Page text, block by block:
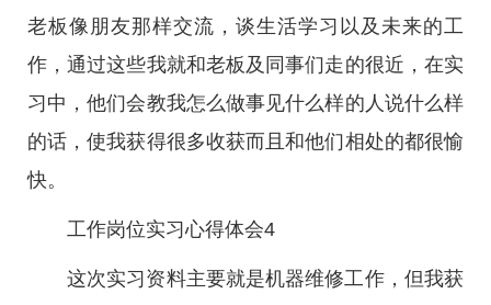
老板像朋友那样交流，谈生活学习以及未来的工
作，通过这些我就和老板及同事们走的很近，在实
习中，他们会教我怎么做事见什么样的人说什么样
的话，使我获得很多收获而且和他们相处的都很愉
快。
工作岗位实习心得体会4
这次实习资料主要就是机器维修工作，但我获